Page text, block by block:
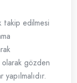
takip edilmesi
gözden